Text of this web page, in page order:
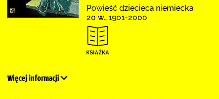
Powieść dziecięca niemiecka
20 w., 1901-2000
Więcej informacji